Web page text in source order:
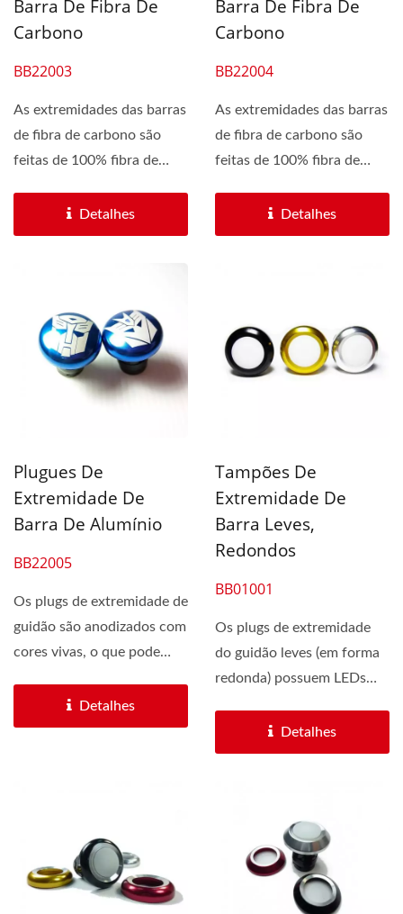
Barra De Fibra De
Carbono
BB22003
As extremidades das barras
de fibra de carbono são
feitas de 100% fibra de
Detalhes
Barra De Fibra De
Carbono
BB22004
As extremidades das barras
de fibra de carbono são
feitas de 100% fibra de
Detalhes
Plugues De
Extremidade De
Barra De Alumínio
BB22005
Os plugs de extremidade de
guidão são anodizados com
cores vivas, o que pode
Detalhes
Tampões De
Extremidade De
Barra Leves,
Redondos
BB01001
Os plugs de extremidade
do guidão leves (em forma
redonda) possuem LEDs
Detalhes